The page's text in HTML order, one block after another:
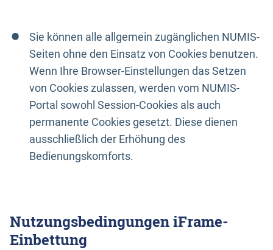
Sie können alle allgemein zugänglichen NUMIS-
Seiten ohne den Einsatz von Cookies benutzen.
Wenn Ihre Browser-Einstellungen das Setzen
von Cookies zulassen, werden vom NUMIS-
Portal sowohl Session-Cookies als auch
permanente Cookies gesetzt. Diese dienen
ausschließlich der Erhöhung des
Bedienungskomforts.
Nutzungsbedingungen iFrame-
Einbettung